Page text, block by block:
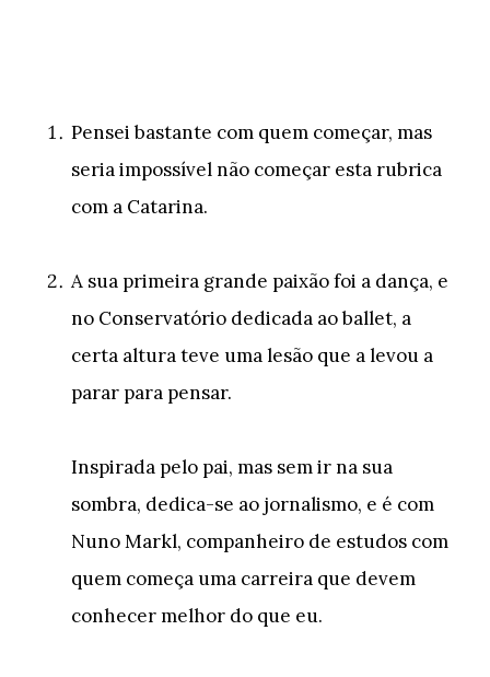
Pensei bastante com quem começar, mas
seria impossível não começar esta rubrica
com a Catarina.
A sua primeira grande paixão foi a dança, e
no Conservatório dedicada ao ballet, a
certa altura teve uma lesão que a levou a
parar para pensar.
Inspirada pelo pai, mas sem ir na sua
sombra, dedica-se ao jornalismo, e é com
Nuno Markl, companheiro de estudos com
quem começa uma carreira que devem
conhecer melhor do que eu.